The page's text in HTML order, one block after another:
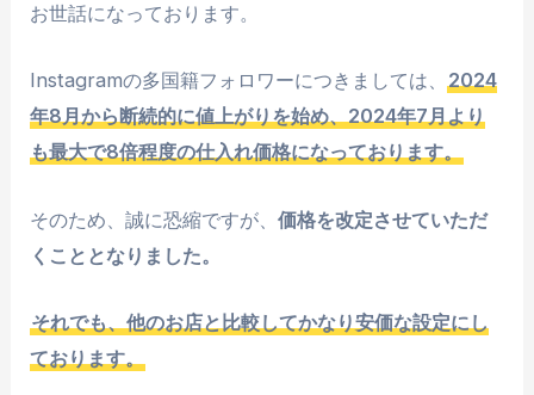
お世話になっております。
Instagramの多国籍フォロワーにつきましては、2024
年8月から断続的に値上がりを始め、2024年7月より
も最大で8倍程度の仕入れ価格になっております。
そのため、誠に恐縮ですが、価格を改定させていただ
くこととなりました。
それでも、他のお店と比較してかなり安価な設定にし
ております。